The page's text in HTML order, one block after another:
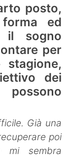
posto,
ed
il sogno
per
dei
Già una
poi
mi sembra